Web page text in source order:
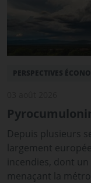
PERSPECTIVES
Depuis plusieurs
largement
incendies, dont
menaçant la